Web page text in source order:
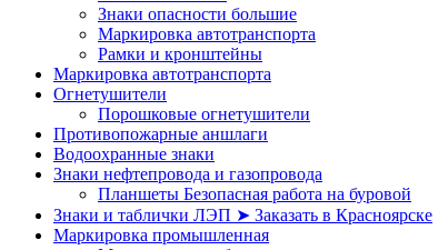
Знаки опасности большие
Маркировка автотранспорта
Рамки и кронштейны
Маркировка автотранспорта
Огнетушители
Порошковые огнетушители
Противопожарные аншлаги
Водоохранные знаки
Знаки нефтепровода и газопровода
Планшеты Безопасная работа на буровой
Знаки и таблички ЛЭП ➤ Заказать в Красноярске
Маркировка промышленная